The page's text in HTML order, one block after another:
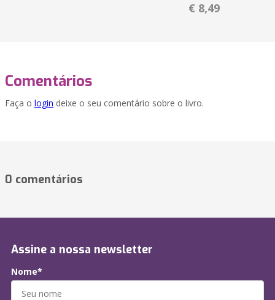
€ 8,49
Comentários
Faça o login deixe o seu comentário sobre o livro.
0 comentários
Assine a nossa newsletter
Nome*